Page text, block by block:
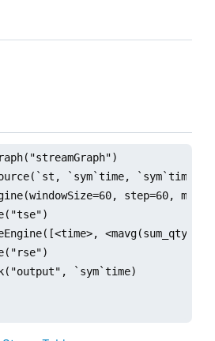
`sym`time,
step=60,
<mavg(sum_qty,
`sym`time)